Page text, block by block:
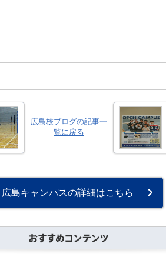
広島校ブログの記事一
覧に戻る
広島キャンパスの詳細はこちら